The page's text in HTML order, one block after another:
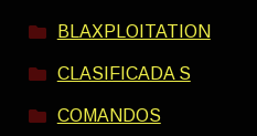
BLAXPLOITATION
CLASIFICADA S
COMANDOS